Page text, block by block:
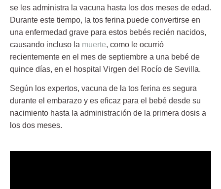
se les administra la vacuna hasta los dos meses de edad.
Durante este tiempo, la tos ferina puede convertirse en
una enfermedad grave para estos bebés recién nacidos,
causando incluso la muerte, como le ocurrió
recientemente en el mes de septiembre a una bebé de
quince días, en el hospital Virgen del Rocío de Sevilla.
Según los expertos, vacuna de la tos ferina es segura
durante el embarazo y es eficaz para el bebé desde su
nacimiento hasta la administración de la primera dosis a
los dos meses.